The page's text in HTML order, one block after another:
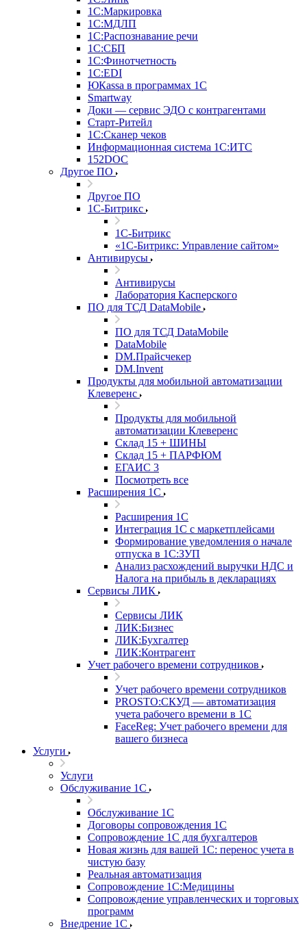
1С:Маркировка
1С:МДЛП
1С:Распознавание речи
1С:СБП
1С:Финотчетность
1С:EDI
ЮКаssа в программах 1С
Smartway
Доки — сервис ЭДО с контрагентами
Старт-Ритейл
1С:Сканер чеков
Информационная система 1С:ИТС
152DOC
Другое ПО
Другое ПО
1С-Битрикс
1С-Битрикс
«1С-Битрикс: Управление сайтом»
Антивирусы
Антивирусы
Лаборатория Касперского
ПО для ТСД DataMobile
ПО для ТСД DataMobile
DataMobile
DM.Прайсчекер
DM.Invent
Продукты для мобильной автоматизации
Клеверенс
Продукты для мобильной
автоматизации Клеверенс
Склад 15 + ШИНЫ
Склад 15 + ПАРФЮМ
ЕГАИС 3
Посмотреть все
Расширения 1С
Расширения 1С
Интеграция 1С с маркетплейсами
Формирование уведомления о начале
отпуска в 1С:ЗУП
Анализ расхождений выручки НДС и
Налога на прибыль в декларациях
Сервисы ЛИК
Сервисы ЛИК
ЛИК:Бизнес
ЛИК:Бухгалтер
ЛИК:Контрагент
Учет рабочего времени сотрудников
Учет рабочего времени сотрудников
PROSTO:СКУД — автоматизация
учета рабочего времени в 1С
FaceReg: Учет рабочего времени для
вашего бизнеса
Услуги
Услуги
Обслуживание 1С
Обслуживание 1С
Договоры сопровождения 1С
Сопровождение 1С для бухгалтеров
Новая жизнь для вашей 1С: перенос учета в
чистую базу
Реальная автоматизация
Сопровождение 1С:Медицины
Сопровождение управленческих и торговых
программ
Внедрение 1С